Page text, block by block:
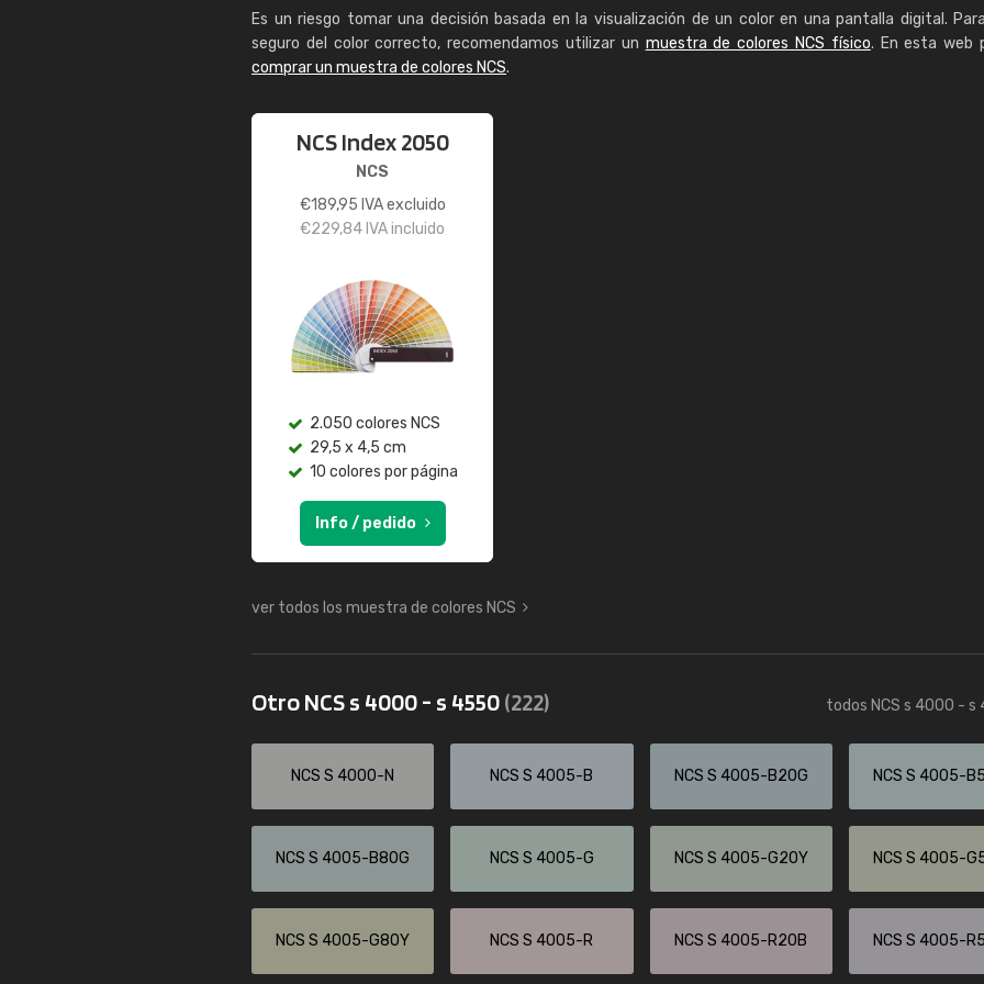
Es un riesgo tomar una decisión basada en la visualización de un color en una pantalla digital.
seguro del color correcto, recomendamos utilizar un muestra de colores NCS físico. En esta web
comprar un muestra de colores NCS.
NCS Index 2050
NCS
€189,95 IVA excluido
€229,84 IVA incluido
2.050 colores NCS
29,5 x 4,5 cm
10 colores por página
Info / pedido
ver todos los muestra de colores NCS
Otro NCS s 4000 - s 4550(222) todos NCS s 4000 - s
NCS S 4000-N NCS S 4005-B NCS S 4005-B20G NCS S 4005-
NCS S 4005-B80G NCS S 4005-G NCS S 4005-G20Y NCS S 4005-
NCS S 4005-G80Y NCS S 4005-R NCS S 4005-R20B NCS S 4005-